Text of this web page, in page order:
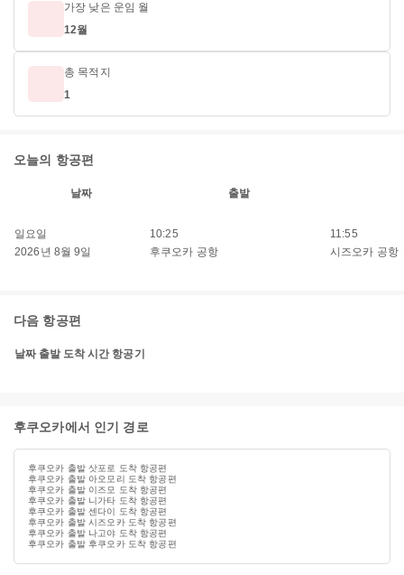
가장 낮은 운임 월
12월
총 목적지
1
오늘의 항공편
날짜 출발
일요일
2026년 8월 9일
10:25
후쿠오카 공항
11:55
시즈오카 공항
다음 항공편
날짜 출발 도착시간 항공기
후쿠오카에서 인기 경로
후쿠오카 출발 삿포로 도착 항공편
후쿠오카 출발 아오모리 도착 항공편
후쿠오카 출발 이즈모 도착 항공편
후쿠오카 출발 니가타 도착 항공편
후쿠오카 출발 센다이 도착 항공편
후쿠오카 출발 시즈오카 도착 항공편
후쿠오카 출발 나고야 도착 항공편
후쿠오카 출발 후쿠오카 도착 항공편